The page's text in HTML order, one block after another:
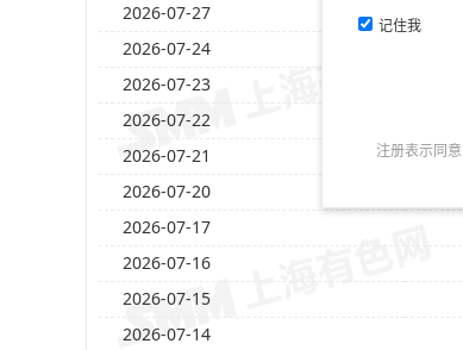
2026-07-27
2026-07-24
2026-07-23
2026-07-22
2026-07-21
2026-07-20
2026-07-17
2026-07-16
2026-07-15
2026-07-14
记住我
注册表示同意